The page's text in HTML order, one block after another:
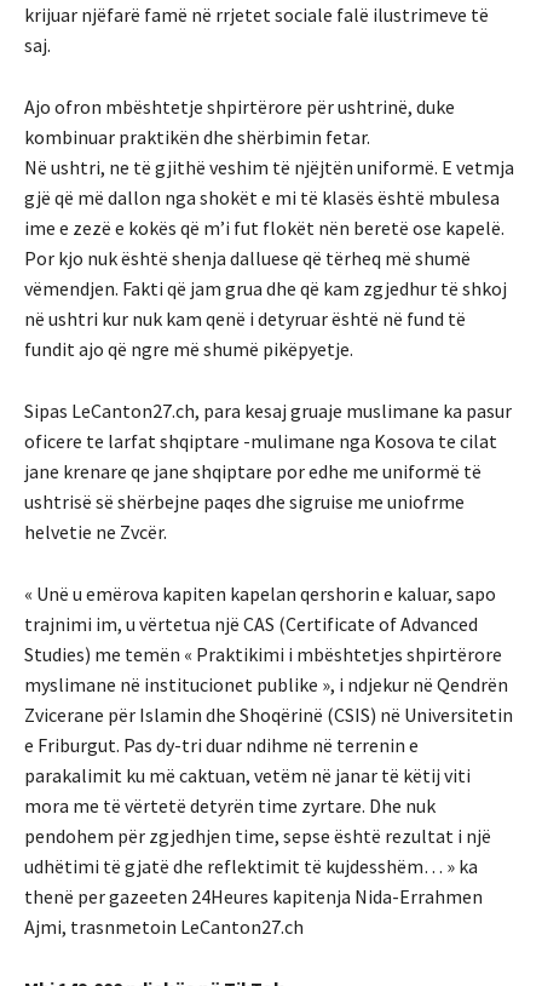
krijuar njëfarë famë në rrjetet sociale falë ilustrimeve të
saj.
Ajo ofron mbështetje shpirtërore për ushtrinë, duke
kombinuar praktikën dhe shërbimin fetar.
Në ushtri, ne të gjithë veshim të njëjtën uniformë. E vetmja
gjë që më dallon nga shokët e mi të klasës është mbulesa
ime e zezë e kokës që m’i fut flokët nën beretë ose kapelë.
Por kjo nuk është shenja dalluese që tërheq më shumë
vëmendjen. Fakti që jam grua dhe që kam zgjedhur të shkoj
në ushtri kur nuk kam qenë i detyruar është në fund të
fundit ajo që ngre më shumë pikëpyetje.
Sipas LeCanton27.ch, para kesaj gruaje muslimane ka pasur
oficere te larfat shqiptare -mulimane nga Kosova te cilat
jane krenare qe jane shqiptare por edhe me uniformë të
ushtrisë së shërbejne paqes dhe sigruise me uniofrme
helvetie ne Zvcër.
« Unë u emërova kapiten kapelan qershorin e kaluar, sapo
trajnimi im, u vërtetua një CAS (Certificate of Advanced
Studies) me temën « Praktikimi i mbështetjes shpirtërore
myslimane në institucionet publike », i ndjekur në Qendrën
Zvicerane për Islamin dhe Shoqërinë (CSIS) në Universitetin
e Friburgut. Pas dy-tri duar ndihme në terrenin e
parakalimit ku më caktuan, vetëm në janar të këtij viti
mora me të vërtetë detyrën time zyrtare. Dhe nuk
pendohem për zgjedhjen time, sepse është rezultat i një
udhëtimi të gjatë dhe reflektimit të kujdesshëm… » ka
thenë per gazeeten 24Heures kapitenja Nida-Errahmen
Ajmi, trasnmetoin LeCanton27.ch